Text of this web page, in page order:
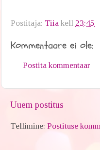
Postitaja: Tiia kell 23:45
Kommentaare ei ole:
Postita kommentaar
Uuem postitus
Tellimine:Postituse